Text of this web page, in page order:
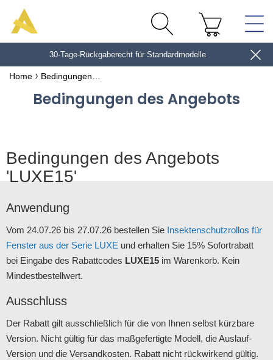
30-Tage-Rückgaberecht für Standardmodelle
Home
Bedingungen des Angebots
Bedingungen des Angebots
'LUXE15'
Anwendung
Vom 24.07.26 bis 27.07.26 bestellen Sie Insektenschutzrollos für
Fenster aus der Serie LUXE und erhalten Sie 15% Sofortrabatt
bei Eingabe des Rabattcodes LUXE15 im Warenkorb. Kein
Mindestbestellwert.
Ausschluss
Der Rabatt gilt ausschließlich für die von Ihnen selbst kürzbare
Version. Nicht gültig für das maßgefertigte Modell, die Auslauf-
Version und die Versandkosten. Rabatt nicht rückwirkend gültig.